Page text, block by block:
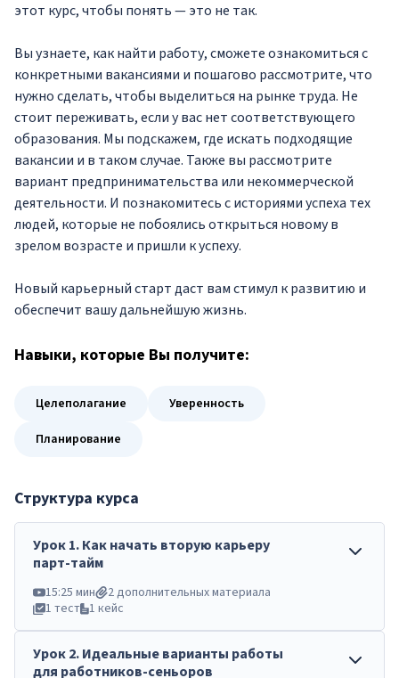
этот курс, чтобы понять — это не так.
Вы узнаете, как найти работу, сможете ознакомиться с
конкретными вакансиями и пошагово рассмотрите, что
нужно сделать, чтобы выделиться на рынке труда. Не
стоит переживать, если у вас нет соответствующего
образования. Мы подскажем, где искать подходящие
вакансии и в таком случае. Также вы рассмотрите
вариант предпринимательства или некоммерческой
деятельности. И познакомитесь с историями успеха тех
людей, которые не побоялись открыться новому в
зрелом возрасте и пришли к успеху.
Новый карьерный старт даст вам стимул к развитию и
обеспечит вашу дальнейшую жизнь.
Навыки, которые Вы получите:
Целеполагание
Уверенность
Планирование
Структура курса
Урок1.Как начать вторую карьеру
парт-тайм
15:25 мин
2 дополнительных материала
1 тест 1 кейс
Урок2.Идеальные варианты работы
для работников-сеньоров